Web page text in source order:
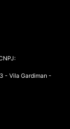
- Vila Gardiman -